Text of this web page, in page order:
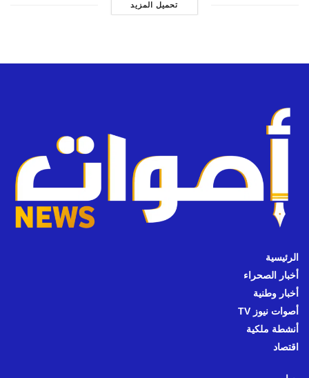
تحميل المزيد
الرئيسية
أخبار الصحراء
أخبار وطنية
أصوات نيوز TV
أنشطة ملكية
اقتصاد